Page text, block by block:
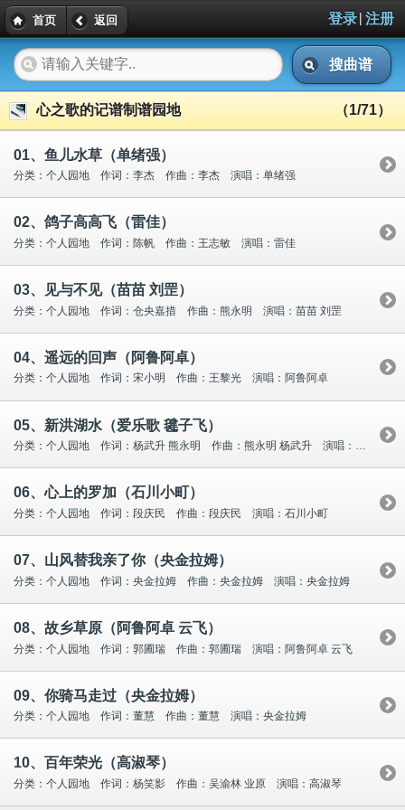
首页 返回 登录| 注册
搜曲谱
心之歌的记谱制谱园地 （1/71）
01、鱼儿水草（单绪强）
分类：个人园地 作词：李杰 作曲：李杰 演唱：单绪强
02、鸽子高高飞（雷佳）
分类：个人园地 作词：陈帆 作曲：王志敏 演唱：雷佳
03、见与不见（苗苗 刘罡）
分类：个人园地 作词：仓央嘉措 作曲：熊永明 演唱：苗苗 刘罡
04、遥远的回声（阿鲁阿卓）
分类：个人园地 作词：宋小明 作曲：王黎光 演唱：阿鲁阿卓
05、新洪湖水（爱乐歌 毽子飞）
分类：个人园地 作词：杨武升 熊永明 作曲：熊永明 杨武升 演唱：爱乐歌 毽子飞
06、心上的罗加（石川小町）
分类：个人园地 作词：段庆民 作曲：段庆民 演唱：石川小町
07、山风替我亲了你（央金拉姆）
分类：个人园地 作词：央金拉姆 作曲：央金拉姆 演唱：央金拉姆
08、故乡草原（阿鲁阿卓 云飞）
分类：个人园地 作词：郭圃瑞 作曲：郭圃瑞 演唱：阿鲁阿卓 云飞
09、你骑马走过（央金拉姆）
分类：个人园地 作词：董慧 作曲：董慧 演唱：央金拉姆
10、百年荣光（高淑琴）
分类：个人园地 作词：杨笑影 作曲：吴渝林 业原 演唱：高淑琴